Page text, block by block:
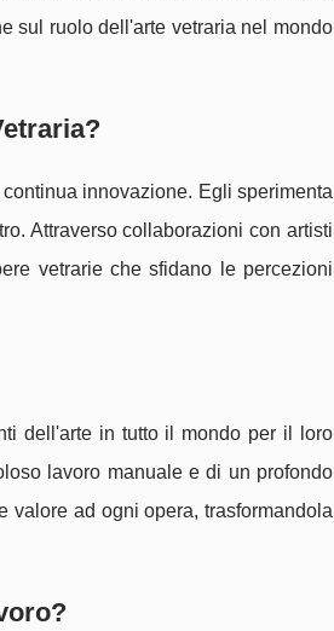
sul ruolo dell'arte vetraria nel mondo
innovazione. Egli sperimenta
Attraverso collaborazioni con artisti
vetrarie che sfidano le percezioni
dell'arte in tutto il mondo per il loro
lavoro manuale e di un profondo
valore ad ogni opera, trasformandola